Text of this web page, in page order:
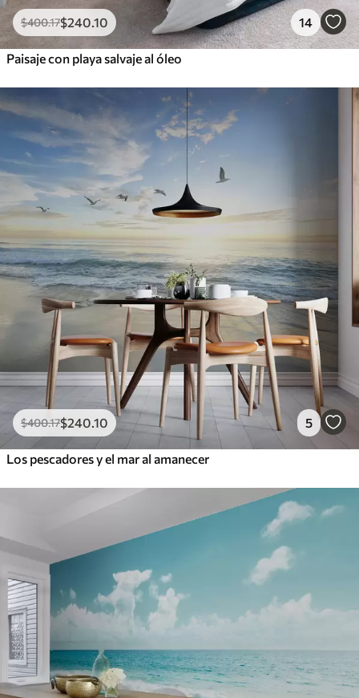
$400.17$240.10 14
Paisaje con playa salvaje al óleo
$400.17$240.10 5
Los pescadores y el mar al amanecer